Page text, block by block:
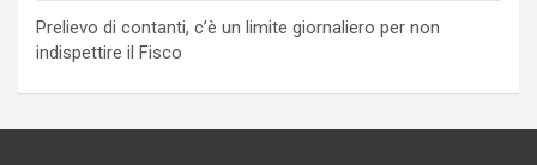
Prelievo di contanti, c’è un limite giornaliero per non
indispettire il Fisco